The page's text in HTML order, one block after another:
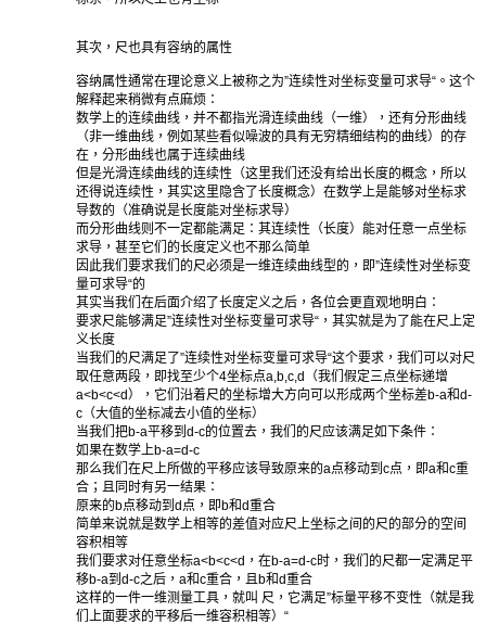
其次，尺也具有容纳的属性
容纳属性通常在理论意义上被称之为”连续性对坐标变量可求导“。这个
解释起来稍微有点麻烦：
数学上的连续曲线，并不都指光滑连续曲线（一维），还有分形曲线
（非一维曲线，例如某些看似噪波的具有无穷精细结构的曲线）的存
在，分形曲线也属于连续曲线
但是光滑连续曲线的连续性（这里我们还没有给出长度的概念，所以
还得说连续性，其实这里隐含了长度概念）在数学上是能够对坐标求
导数的（准确说是长度能对坐标求导）
而分形曲线则不一定都能满足：其连续性（长度）能对任意一点坐标
求导，甚至它们的长度定义也不那么简单
因此我们要求我们的尺必须是一维连续曲线型的，即”连续性对坐标变
量可求导“的
其实当我们在后面介绍了长度定义之后，各位会更直观地明白：
要求尺能够满足”连续性对坐标变量可求导“，其实就是为了能在尺上定
义长度
当我们的尺满足了”连续性对坐标变量可求导“这个要求，我们可以对尺
取任意两段，即找至少个4坐标点a,b,c,d（我们假定三点坐标递增
a<b<c<d），它们沿着尺的坐标增大方向可以形成两个坐标差b-a和d-
c（大值的坐标减去小值的坐标）
当我们把b-a平移到d-c的位置去，我们的尺应该满足如下条件：
如果在数学上b-a=d-c
那么我们在尺上所做的平移应该导致原来的a点移动到c点，即a和c重
合；且同时有另一结果：
原来的b点移动到d点，即b和d重合
简单来说就是数学上相等的差值对应尺上坐标之间的尺的部分的空间
容积相等
我们要求对任意坐标a<b<c<d，在b-a=d-c时，我们的尺都一定满足平
移b-a到d-c之后，a和c重合，且b和d重合
这样的一件一维测量工具，就叫 尺，它满足”标量平移不变性（就是我
们上面要求的平移后一维容积相等）“